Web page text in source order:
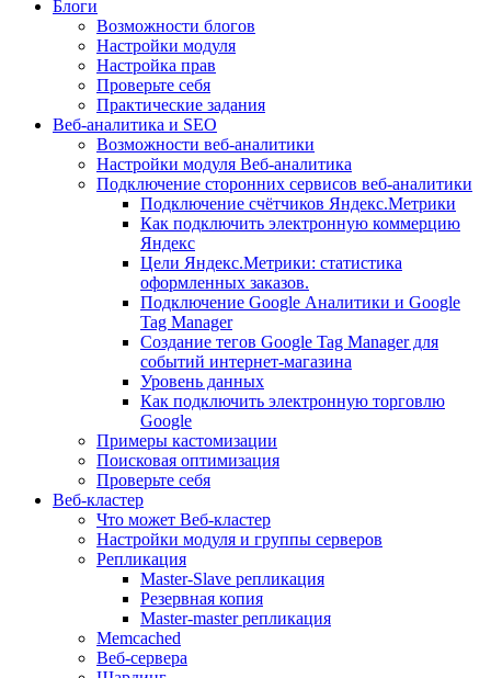
Блоги
Возможности блогов
Настройки модуля
Настройка прав
Проверьте себя
Практические задания
Веб-аналитика и SEO
Возможности веб-аналитики
Настройки модуля Веб-аналитика
Подключение сторонних сервисов веб-аналитики
Подключение счётчиков Яндекс.Метрики
Как подключить электронную коммерцию
Яндекс
Цели Яндекс.Метрики: статистика
оформленных заказов.
Подключение Google Аналитики и Google
Tag Manager
Создание тегов Google Tag Manager для
событий интернет-магазина
Уровень данных
Как подключить электронную торговлю
Google
Примеры кастомизации
Поисковая оптимизация
Проверьте себя
Веб-кластер
Что может Веб-кластер
Настройки модуля и группы серверов
Репликация
Master-Slave репликация
Резервная копия
Master-master репликация
Memcached
Веб-сервера